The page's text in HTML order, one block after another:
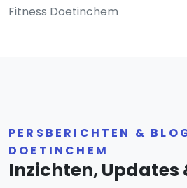
Fitness Doetinchem
PERSBERICHTEN &
DOETINCHEM
Inzichten, Updates